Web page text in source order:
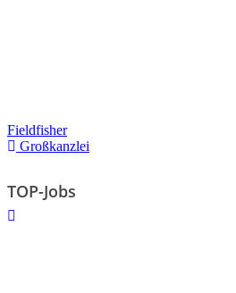
Fieldfisher
Großkanzlei
TOP-Jobs